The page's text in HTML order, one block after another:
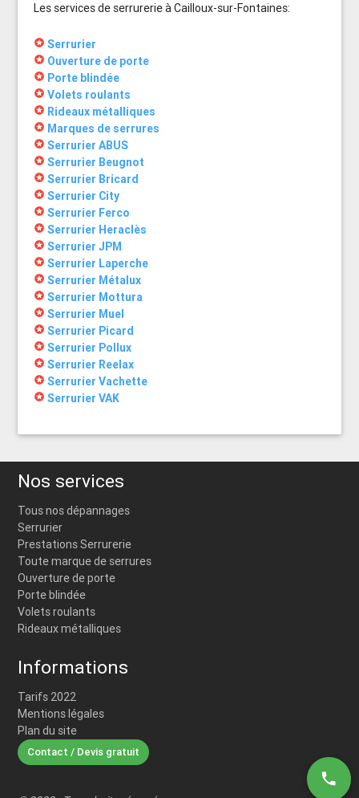
phone
Les services de serrurerie à Cailloux-sur-Fontaines:
stars Serrurier
stars Ouverture de porte
stars Porte blindée
stars Volets roulants
stars Rideaux métalliques
stars Marques de serrures
stars Serrurier ABUS
stars Serrurier Beugnot
stars Serrurier Bricard
stars Serrurier City
stars Serrurier Ferco
stars Serrurier Heraclès
stars Serrurier JPM
stars Serrurier Laperche
stars Serrurier Métalux
stars Serrurier Mottura
stars Serrurier Muel
stars Serrurier Picard
stars Serrurier Pollux
stars Serrurier Reelax
stars Serrurier Vachette
stars Serrurier VAK
Nos services
Tous nos dépannages
Serrurier
Prestations Serrurerie
Toute marque de serrures
Ouverture de porte
Porte blindée
Volets roulants
Rideaux métalliques
Informations
Tarifs 2022
Mentions légales
Plan du site
Contact / Devis gratuit